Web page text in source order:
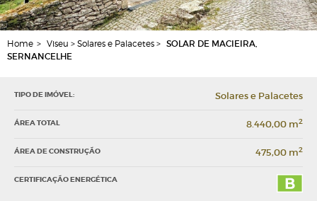
Home > Viseu > Solares e Palacetes > SOLAR DE MACIEIRA,
SERNANCELHE
TIPO DE IMÓVEL: Solares e Palacetes
ÁREA TOTAL 8.440,00 m2
ÁREA DE CONSTRUÇÃO 475,00 m2
CERTIFICAÇÃO ENERGÉTICA